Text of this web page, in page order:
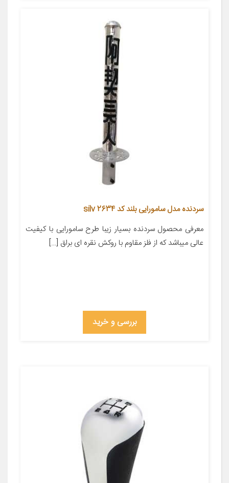
سردنده مدل سامورایی بلند کد silv 2634
معرفی محصول سردنده بسیار زیبا طرح سامورایی با کیفیت
عالی میباشد که از فلز مقاوم با روکش نقره ای براق […]
بررسی و خرید